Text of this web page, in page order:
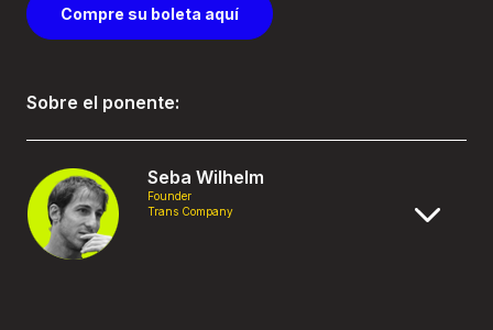
Compre su boleta aquí
Sobre el ponente:
Seba Wilhelm
Founder
Trans Company